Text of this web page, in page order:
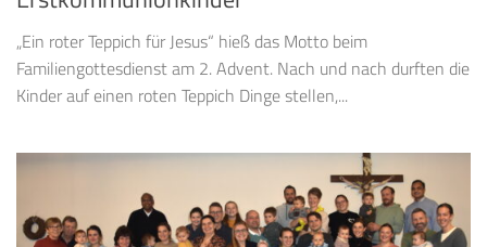
„Ein roter Teppich für Jesus“ hieß das Motto beim
Familiengottesdienst am 2. Advent. Nach und nach durften die
Kinder auf einen roten Teppich Dinge stellen,...